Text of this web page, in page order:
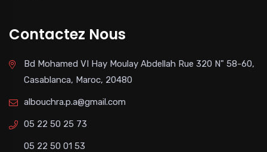
Contactez Nous
Bd Mohamed VI Hay Moulay Abdellah Rue 320 N" 58-60,
Casablanca, Maroc, 20480
albouchra.p.a@gmail.com
05 22 50 25 73
05 22 50 01 53